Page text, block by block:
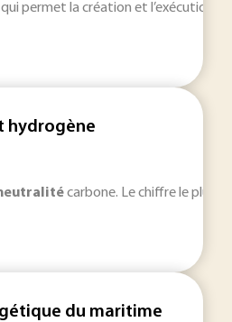
permet la création et l’exécution
hydrogène
carbone. Le chiffre le plus
du maritime